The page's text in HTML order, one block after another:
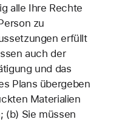
alle Ihre Rechte
zu
erfüllt
auch der
und das
Plans übergeben
Materialien
(b) Sie müssen